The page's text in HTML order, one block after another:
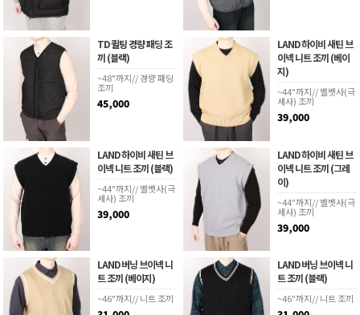
TD 퀼팅 경량 패딩 조
끼 (블랙)
~48"까지// 경량 패딩
조끼
45,000
LAND 하이비 새틴 브
이넥 니트 조끼 (베이
지)
~44"까지// 벨벳사(극
세사) 조끼
39,000
LAND 하이비 새틴 브
이넥 니트 조끼 (블랙)
~44"까지// 벨벳사(극
세사) 조끼
39,000
LAND 하이비 새틴 브
이넥 니트 조끼 (그레
이)
~44"까지// 벨벳사(극
세사) 조끼
39,000
LAND 버닝 브이넥 니
트 조끼 (베이지)
~46"까지// 니트 조끼
LAND 버닝 브이넥 니
트 조끼 (블랙)
~46"까지// 니트 조끼